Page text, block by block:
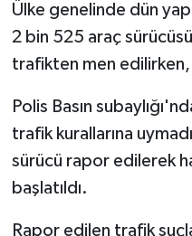
Ülke genelinde dün
2 bin 525 araç
trafikten men edilirken,
Polis Basın
trafik kurallarına
sürücü rapor edilerek
başlatıldı.
Rapor edilen trafik